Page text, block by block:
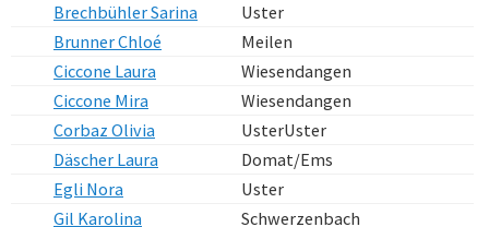
Brechbühler Sarina
Uster
Brunner Chloé
Meilen
Ciccone Laura
Wiesendangen
Ciccone Mira
Wiesendangen
Corbaz Olivia
UsterUster
Däscher Laura
Domat/Ems
Egli Nora
Uster
Gil Karolina
Schwerzenbach